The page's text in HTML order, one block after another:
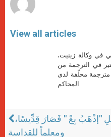
View all articles
وكالة زينيت،
في الترجمة من
مترجمة محلّفة لدى
المحاكم
"إذْهَبُ بِعْ " فَصَارَ قِدِّيسًا،
ومعلماً للقداسة